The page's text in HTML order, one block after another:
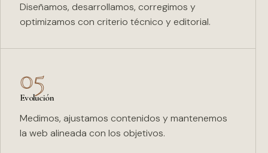
Diseñamos, desarrollamos, corregimos y
optimizamos con criterio técnico y editorial.
05
Evolución
Medimos, ajustamos contenidos y mantenemos
la web alineada con los objetivos.